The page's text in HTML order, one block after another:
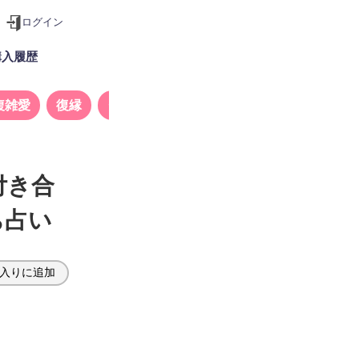
ログイン
入履歴
雑愛 復縁
き合
い
りに追加